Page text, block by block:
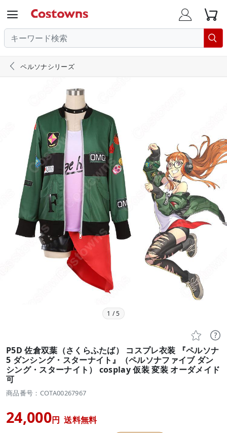
  

 ペルソナシリーズ
1 /5
 
P5D 佐倉双葉（さくらふたば） コスプレ衣装 『ペルソナ
5 ダンシング・スターナイト』（ペルソナファイブ ダン
シング・スターナイト） cosplay 仮装 変装 オーダメイド
可
商品番号：COTA00267967
24,000円 送料無料